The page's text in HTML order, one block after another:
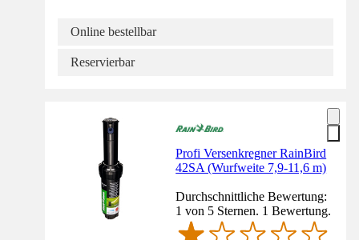
Online bestellbar
Reservierbar
Profi Versenkregner RainBird
42SA (Wurfweite 7,9-11,6 m)
Durchschnittliche Bewertung:
1 von 5 Sternen. 1 Bewertung.